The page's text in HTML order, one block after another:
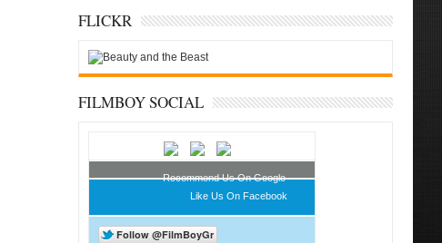
FLICKR
FILMBOY SOCIAL
Recommend Us On Google
Like Us On Facebook